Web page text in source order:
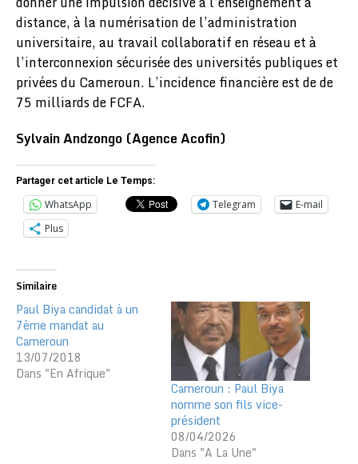
distance, à la numérisation de l’administration
universitaire, au travail collaboratif en réseau et à
l’interconnexion sécurisée des universités publiques et
privées du Cameroun. L’incidence financière est de de
75 milliards de FCFA.
Sylvain Andzongo (Agence Acofin)
Partager cet article Le Temps:
WhatsApp Telegram
E-mail
Plus
Similaire
Paul Biya candidat à un
7ème mandat au
Cameroun
13/07/2018
Dans "En Afrique"
Cameroun : Paul Biya
nomme son fils vice-
président
08/04/2026
Dans "A La Une"